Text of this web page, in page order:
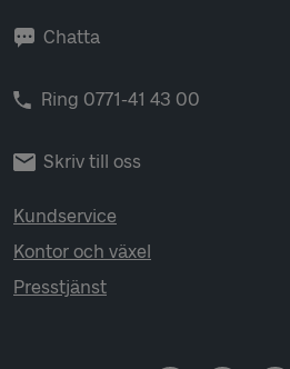
Chatta
Ring 0771-41 43 00
Skriv till oss
Kundservice
Kontor och växel
Presstjänst